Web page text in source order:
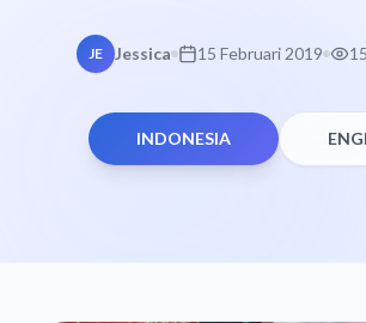
JE Jessica 15 Februari 2019
INDONESIA